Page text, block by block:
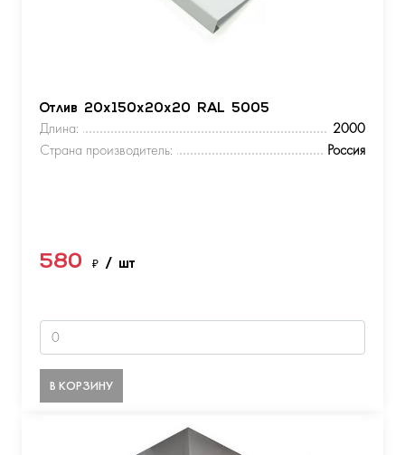
Отлив 20х150х20х20 RAL 5005
Длина:
2000
Страна производитель:
Россия
580 ₽ / шт
В КОРЗИНУ